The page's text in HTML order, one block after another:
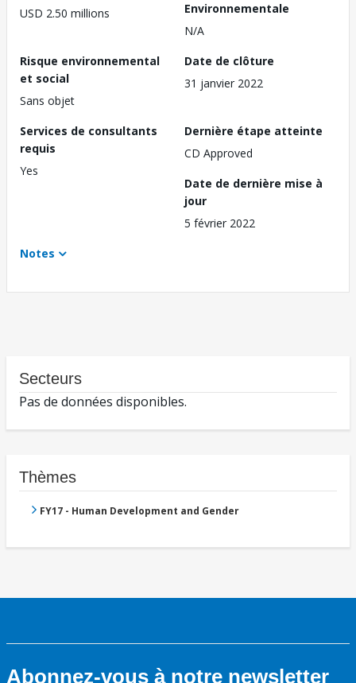
USD 2.50 millions
Environnementale
N/A
Risque environnemental
et social
Sans objet
Date de clôture
31 janvier 2022
Services de consultants
requis
Yes
Dernière étape atteinte
CD Approved
Date de dernière mise à
jour
5 février 2022
Notes
Secteurs
Pas de données disponibles.
Thèmes
FY17 - Human Development and Gender
Abonnez-vous à notre newsletter